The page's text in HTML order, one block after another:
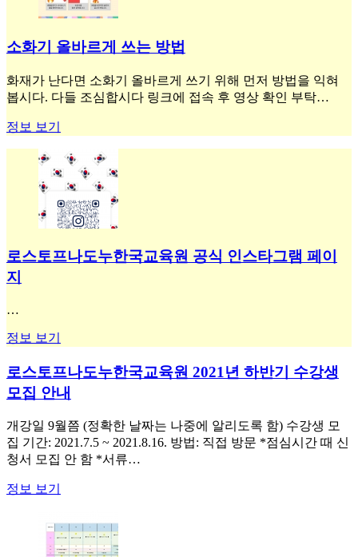
소화기 올바르게 쓰는 방법
화재가 난다면 소화기 올바르게 쓰기 위해 먼저 방법을 익혀
봅시다. 다들 조심합시다 링크에 접속 후 영상 확인 부탁…
정보 보기
로스토프나도누한국교육원 공식 인스타그램 페이
지
…
정보 보기
로스토프나도누한국교육원 2021년 하반기 수강생
모집 안내
개강일 9월쯤 (정확한 날짜는 나중에 알리도록 함) 수강생 모
집 기간: 2021.7.5 ~ 2021.8.16. 방법: 직접 방문 *점심시간 때 신
청서 모집 안 함 *서류…
정보 보기